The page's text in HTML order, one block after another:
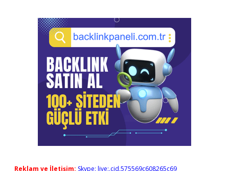
Reklam ve İletişim: Skype: live:.cid.575569c608265c69